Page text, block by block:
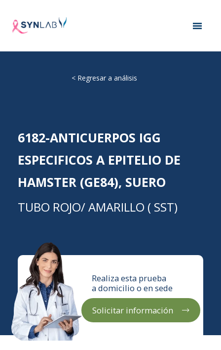
< Regresar a análisis
6182-ANTICUERPOS IGG
ESPECIFICOS A EPITELIO DE
HAMSTER (GE84), SUERO
TUBO ROJO/ AMARILLO ( SST)
Realiza esta prueba
a domicilio o en sede
Solicitar información